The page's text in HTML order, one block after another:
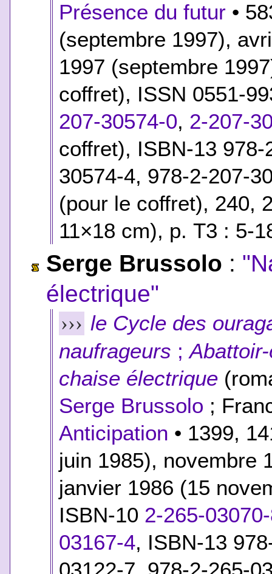
Présence du futur •
(septembre 1997),
1997 (septembre
coffret), ISSN 0551-
207-30574-0, 2-207-
coffret), ISBN-13
30574-4, 978-2-207-
(pour le coffret), 240,
11×18 cm), p. T3 : 5-
Serge Brussolo :
électrique"
››› le Cycle des
naufrageurs ;
chaise électrique
Serge Brussolo ;
Anticipation • 1399,
juin 1985), novembre
janvier 1986 (15
ISBN-10 2-265-
03167-4, ISBN-13